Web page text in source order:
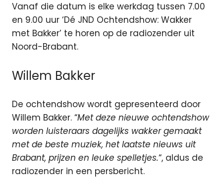
Vanaf die datum is elke werkdag tussen 7.00
en 9.00 uur ‘Dé JND Ochtendshow: Wakker
met Bakker’ te horen op de radiozender uit
Noord-Brabant.
Willem Bakker
De ochtendshow wordt gepresenteerd door
Willem Bakker. “Met deze nieuwe ochtendshow
worden luisteraars dagelijks wakker gemaakt
met de beste muziek, het laatste nieuws uit
Brabant, prijzen en leuke spelletjes.“, aldus de
radiozender in een persbericht.